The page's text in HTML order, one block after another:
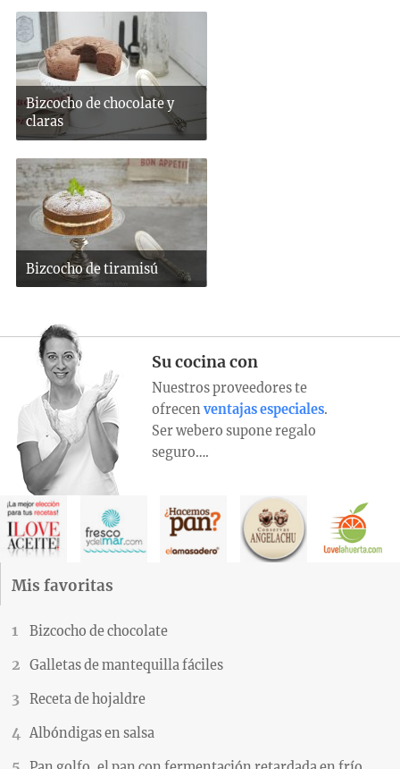
Bizcocho de chocolate y
claras
Bizcocho de tiramisú
Su cocina con
Nuestros proveedores te
ofrecen ventajas especiales.
Ser webero supone regalo
seguro….
Mis favoritas
Bizcocho de chocolate
Galletas de mantequilla fáciles
Receta de hojaldre
Albóndigas en salsa